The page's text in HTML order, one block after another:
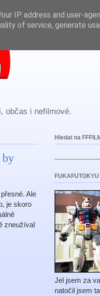
občas i nefilmové.
by
Ale
je skoro
zneužíval
Hledat na
FUKAFUTOKYU
Jel jsem za
natočil jsem
IP address and user-
of service, generate